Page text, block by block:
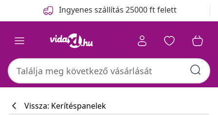
Ingyenes szállítás 25000 ft felett
Vissza: Kerítéspanelek